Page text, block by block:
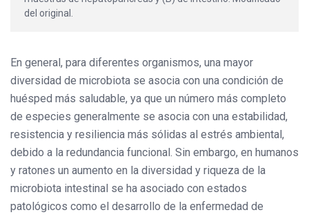
del original.
En general, para diferentes organismos, una mayor
diversidad de microbiota se asocia con una condición de
huésped más saludable, ya que un número más completo
de especies generalmente se asocia con una estabilidad,
resistencia y resiliencia más sólidas al estrés ambiental,
debido a la redundancia funcional. Sin embargo, en humanos
y ratones un aumento en la diversidad y riqueza de la
microbiota intestinal se ha asociado con estados
patológicos como el desarrollo de la enfermedad de